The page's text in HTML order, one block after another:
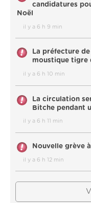
candidatures
Noël
il y a 6 h 9 min
La préfecture
moustique tigre
il y a 6 h 10 min
La circulation
Bitche pendant
il y a 6 h 11 min
Nouvelle grève
il y a 6 h 12 min